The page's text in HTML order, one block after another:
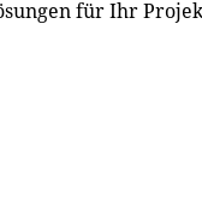
für Ihr